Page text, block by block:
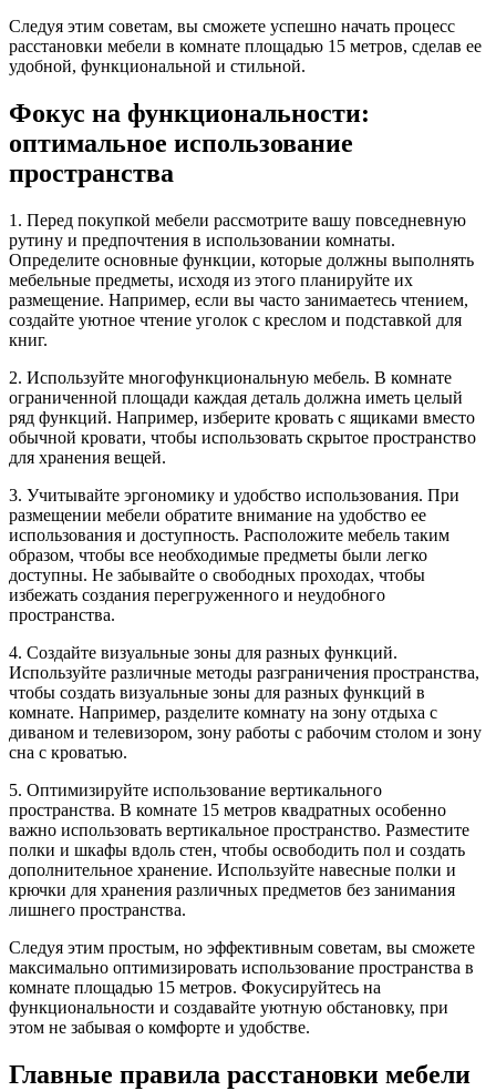
Следуя этим советам, вы сможете успешно начать процесс
расстановки мебели в комнате площадью 15 метров, сделав ее
удобной, функциональной и стильной.
Фокус на функциональности:
оптимальное использование
пространства
1. Перед покупкой мебели рассмотрите вашу повседневную
рутину и предпочтения в использовании комнаты.
Определите основные функции, которые должны выполнять
мебельные предметы, исходя из этого планируйте их
размещение. Например, если вы часто занимаетесь чтением,
создайте уютное чтение уголок с креслом и подставкой для
книг.
2. Используйте многофункциональную мебель. В комнате
ограниченной площади каждая деталь должна иметь целый
ряд функций. Например, изберите кровать с ящиками вместо
обычной кровати, чтобы использовать скрытое пространство
для хранения вещей.
3. Учитывайте эргономику и удобство использования. При
размещении мебели обратите внимание на удобство ее
использования и доступность. Расположите мебель таким
образом, чтобы все необходимые предметы были легко
доступны. Не забывайте о свободных проходах, чтобы
избежать создания перегруженного и неудобного
пространства.
4. Создайте визуальные зоны для разных функций.
Используйте различные методы разграничения пространства,
чтобы создать визуальные зоны для разных функций в
комнате. Например, разделите комнату на зону отдыха с
диваном и телевизором, зону работы с рабочим столом и зону
сна с кроватью.
5. Оптимизируйте использование вертикального
пространства. В комнате 15 метров квадратных особенно
важно использовать вертикальное пространство. Разместите
полки и шкафы вдоль стен, чтобы освободить пол и создать
дополнительное хранение. Используйте навесные полки и
крючки для хранения различных предметов без занимания
лишнего пространства.
Следуя этим простым, но эффективным советам, вы сможете
максимально оптимизировать использование пространства в
комнате площадью 15 метров. Фокусируйтесь на
функциональности и создавайте уютную обстановку, при
этом не забывая о комфорте и удобстве.
Главные правила расстановки мебели